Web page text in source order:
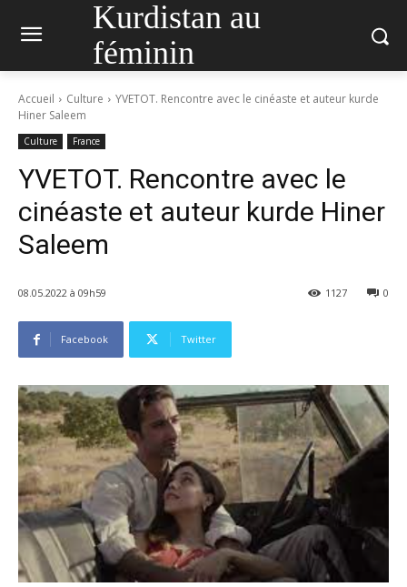
Kurdistan au
féminin
Accueil Culture
YVETOT. Rencontre avec le cinéaste et auteur kurde
Hiner Saleem
Culture France
YVETOT. Rencontre avec le
cinéaste et auteur kurde Hiner
Saleem
08.05.2022 à 09h59 0
1127
Facebook Twitter